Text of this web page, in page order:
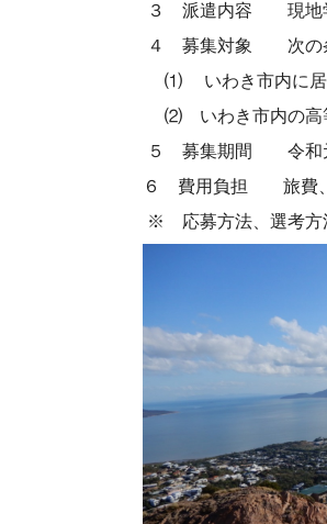
３ 派遣内容 現地学
４ 募集対象 次の条
⑴
いわき市内に居
⑵
いわき市内の
５ 募集期間 令和元
６ 費用負担 旅費、
※ 応募方法、選考方